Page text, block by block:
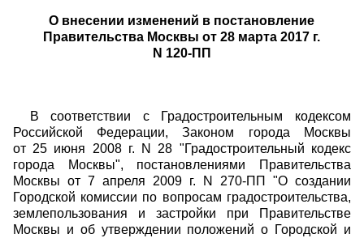
О внесении изменений в постановление
Правительства Москвы от 28 марта 2017 г.
N 120-ПП
В соответствии с Градостроительным кодексом
Российской Федерации, Законом города Москвы
от 25 июня 2008 г. N 28 "Градостроительный кодекс
города Москвы", постановлениями Правительства
Москвы от 7 апреля 2009 г. N 270-ПП "О создании
Городской комиссии по вопросам градостроительства,
землепользования и застройки при Правительстве
Москвы и об утверждении положений о Городской и